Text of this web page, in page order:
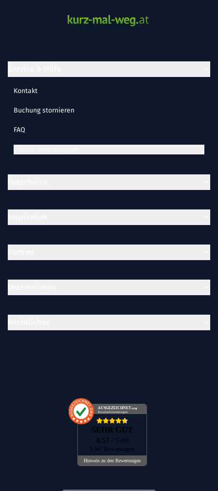
AUSGEZEICHNET.org
Kundenbewertungen
SEHR GUT
4.57 / 5.00
5.347 Bewertungen
Hinweis zu den Bewertungen
Kontakt
Buchung stornieren
FAQ